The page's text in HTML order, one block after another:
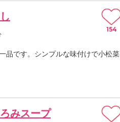
品です。シンプルな味付けで小松菜
154
みスープ